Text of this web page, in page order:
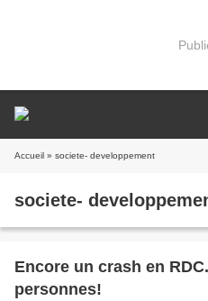
Accueil » societe- developpement
societe-
Encore un crash en
personnes!